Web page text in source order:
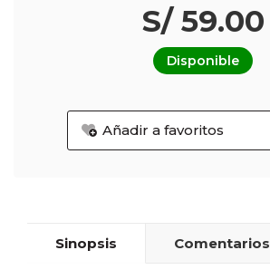
S/ 59.00
Disponible
Añadir a favoritos
Sinopsis Comentarios